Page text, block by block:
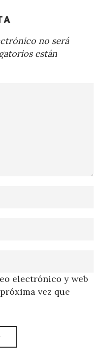
no será
están
electrónico y web
vez que